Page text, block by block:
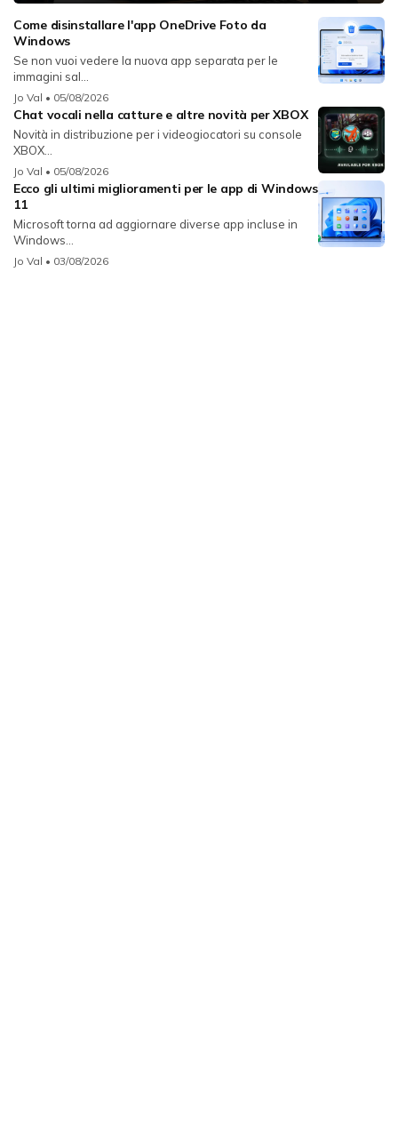
Come disinstallare l'app OneDrive Foto da
Windows
Se non vuoi vedere la nuova app separata per le
immagini sal...
Jo Val • 05/08/2026
Chat vocali nella catture e altre novità per XBOX
Novità in distribuzione per i videogiocatori su console
XBOX...
Jo Val • 05/08/2026
Ecco gli ultimi miglioramenti per le app di Windows
11
Microsoft torna ad aggiornare diverse app incluse in
Windows...
Jo Val • 03/08/2026